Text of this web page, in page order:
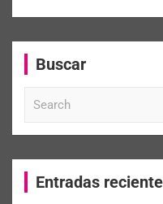
Buscar
c
Entradas